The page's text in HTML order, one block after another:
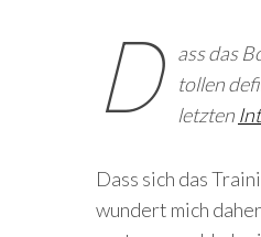
D
ass das
tollen
letzten
Dass sich das
wundert mich